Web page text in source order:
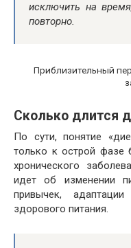
исключить на
повторно.
Приблизительный
Сколько длится
По сути, понятие
только к острой фазе
хронического
идет об изменении
привычек,
здорового питания.